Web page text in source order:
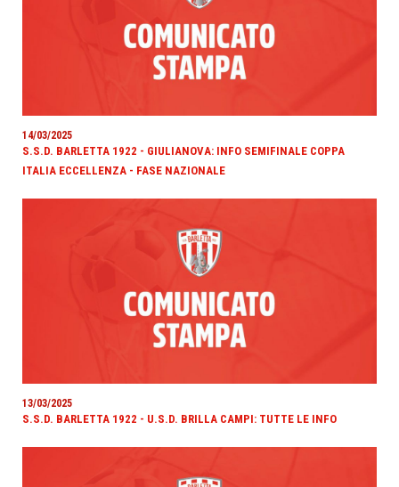
14/03/2025
S.S.D. BARLETTA 1922 - GIULIANOVA: INFO SEMIFINALE COPPA
ITALIA ECCELLENZA - FASE NAZIONALE
13/03/2025
S.S.D. BARLETTA 1922 - U.S.D. BRILLA CAMPI: TUTTE LE INFO